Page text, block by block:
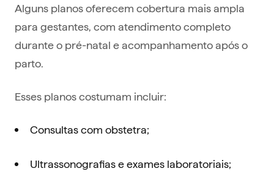
Alguns planos oferecem cobertura mais ampla
para gestantes, com atendimento completo
durante o pré-natal e acompanhamento após o
parto.
Esses planos costumam incluir:
Consultas com obstetra;
Ultrassonografias e exames laboratoriais;